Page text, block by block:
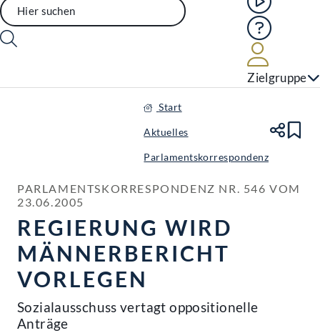
Hilfe
Zielgruppe
Start
Aktuelles
Parlamentskorrespondenz
PARLAMENTSKORRESPONDENZ NR. 546 VOM
23.06.2005
REGIERUNG WIRD
MÄNNERBERICHT
VORLEGEN
Sozialausschuss vertagt oppositionelle
Anträge